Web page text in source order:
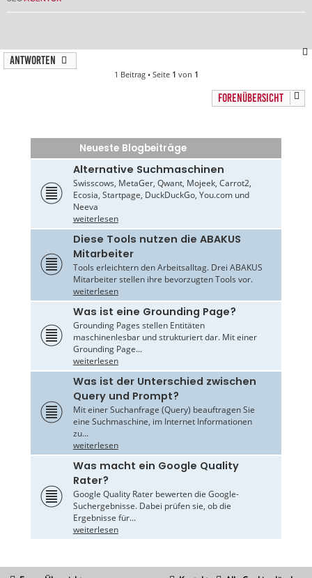
Antworten
1 Beitrag • Seite 1 von 1
FORENÜBERSICHT
Neueste Blogbeiträge
Alternative Suchmaschinen
Swisscows, MetaGer, Qwant, Mojeek, Carrot2,
Ecosia, Startpage, DuckDuckGo, You.com und
Neeva
weiterlesen
Diese Tools nutzen die ABAKUS
Mitarbeiter
Tools erleichtern den Arbeitsalltag. Drei ABAKUS
Mitarbeiter stellen ihre bevorzugten Tools vor.
weiterlesen
Was ist eine Grounding Page?
Grounding Pages stellen Entitäten
maschinenlesbar und strukturiert dar. Mit einer
Grounding Page...
weiterlesen
Was ist der Unterschied zwischen
Query und Prompt?
Mit einer Suchanfrage (Query) beauftragen Sie
eine Suchmaschine, im Internet Informationen
zu...
weiterlesen
Was macht ein Google Quality
Rater?
Google Quality Rater bewerten die Google-
Suchergebnisse. Dabei prüfen sie, ob die
Ergebnisse für...
weiterlesen